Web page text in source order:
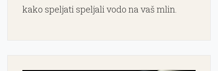
kako speljati speljali vodo na vaš mlin.